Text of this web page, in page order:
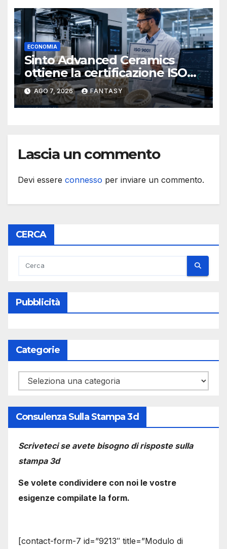
ECONOMIA
Sinto Advanced Ceramics
ottiene la certificazione ISO
9001 per la stampa 3D di
ceramiche tecniche
AGO 7, 2026 FANTASY
Lascia un commento
Devi essere connesso per inviare un commento.
CERCA
Pubblicità
Categorie
Categorie
Consulenza Sulla Stampa 3d
Scriveteci se avete bisogno di risposte sulla
stampa 3d
Se volete condividere con noi le vostre
esigenze compilate la form.
[contact-form-7 id=”9213″ title=”Modulo di